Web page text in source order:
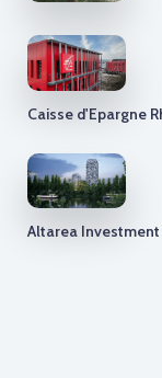
Caisse d'Epargne
Altarea Investment